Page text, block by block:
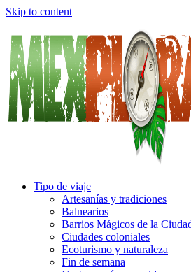
Skip to content
Tipo de viaje
Artesanías y tradiciones
Balnearios
Barrios Mágicos de la
Ciudades coloniales
Ecoturismo y naturaleza
Fin de semana